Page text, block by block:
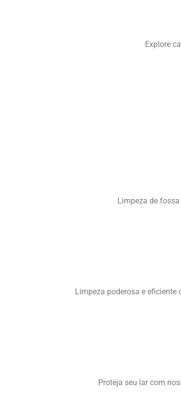
Explore
Limpeza de
Limpeza poderosa e
Proteja seu lar com